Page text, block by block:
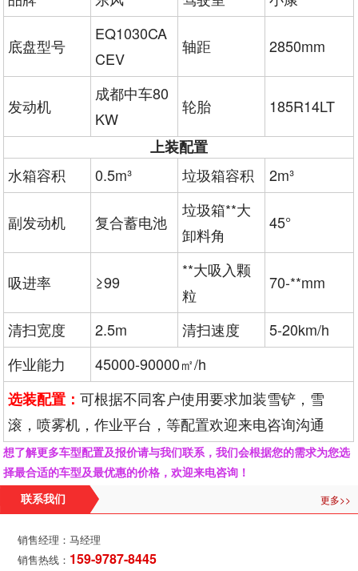
底盘型号
EQ1030CA
CEV
轴距 2850mm
发动机
成都中车80
KW
轮胎
185R14LT
上装配置
水箱容积
0.5m³ 垃圾箱容积 2m³
副发动机 复合蓄电池
垃圾箱**大
卸料角
45°
吸进率 ≥99
**大吸入颗
粒
70-**mm
清扫宽度 2.5m 清扫速度
5-20km/h
作业能力
45000-90000㎡/h
选装配置：可根据不同客户使用要求加装雪铲，雪
滚，喷雾机，作业平台，等配置欢迎来电咨询沟通
想了解更多车型配置及报价请与我们联系，我们会根据您的需求为您选
择最合适的车型及最优惠的价格，欢迎来电咨询！
联系我们 更多>>
销售经理：马经理
销售热线： 159-9787-8445